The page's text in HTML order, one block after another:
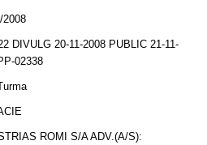
2008
DIVULG 20-11-2008 PUBLIC 21-11-
02338
ROMI S/A ADV.(A/S):